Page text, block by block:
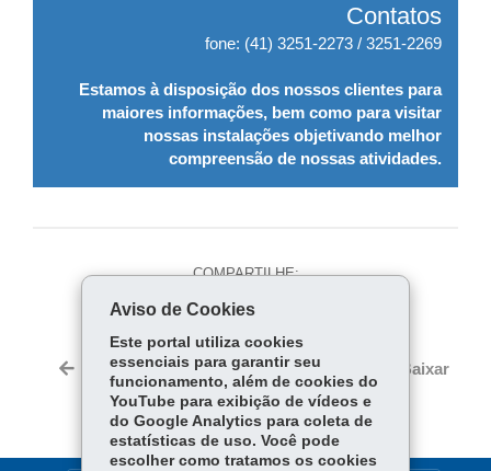
Contatos
fone: (41) 3251-2273 / 3251-2269
Estamos à disposição dos nossos clientes para
maiores informações, bem como para visitar
nossas instalações objetivando melhor
compreensão de nossas atividades.
COMPARTILHE:
Fa
ce
bo
ok
Tw
itt
er
Ap
p
Voltar Início Imprimir Baixar
Aviso de Cookies
Este portal utiliza cookies
essenciais para garantir seu
funcionamento, além de cookies do
YouTube para exibição de vídeos e
do Google Analytics para coleta de
estatísticas de uso. Você pode
escolher como tratamos os cookies